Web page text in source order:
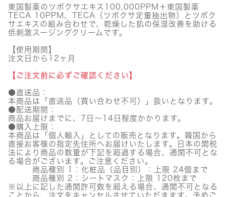
ュ
ー
シ
ョ
ス
ー
ン
ク
リ
ー
ム
個
東国製薬のツボクサエキス100,000PPM＋東国製薬
TECA 10PPM、TECA（ツボクサ定量抽出物）とツボク
サエキスの組み合わせで、乾燥した肌の保湿改善を助ける
低刺激スージングクリームです。
【使用期間】
注文日から12ヶ月
【ご注文前に必ずご確認ください】
●直送品：
本商品は「直送品（買い合わせ不可）」扱いとなります。
●配送期間：
商品お届けまでに、7日～14日程度かかります。
●購入上限：
本商品は「個人輸入」としての販売となります。韓国から
直接お客様の指定先住所へお届けいたします。日本の関税
法により商品の数量が下記を超過する場合、通関不可とな
る場合がございます。ご注意ください。
商品種別 1：化粧品（品目別）：上限 24個まで
商品種別 2：シートマスク：上限 120枚まで
※以上に記した通関許可数を超える場合、通関不可となる
ことから、注文をキャンセルさせていただきます。予めご